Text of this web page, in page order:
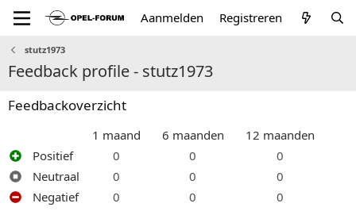
Aanmelden Registreren
stutz1973
Feedback profile - stutz1973
Feedbackoverzicht
1 maand 6 maanden
12 maanden
Positief
0 0
0
Neutraal
0 0
0
Negatief
0 0
0